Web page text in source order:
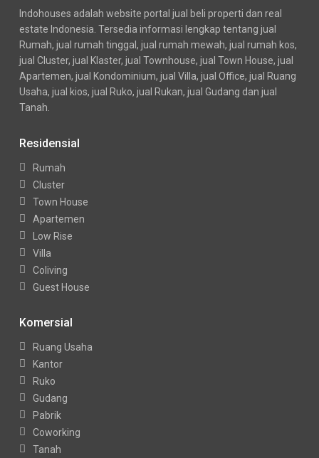
Indohouses adalah website portal jual beli properti dan real
estate Indonesia. Tersedia informasi lengkap tentang jual
Rumah, jual rumah tinggal, jual rumah mewah, jual rumah kos,
jual Cluster, jual Klaster, jual Townhouse, jual Town House, jual
Apartemen, jual Kondominium, jual Villa, jual Office, jual Ruang
Usaha, jual kios, jual Ruko, jual Rukan, jual Gudang dan jual
Tanah.
Residensial
Rumah
Cluster
Town House
Apartemen
Low Rise
Villa
Coliving
Guest House
Komersial
Ruang Usaha
Kantor
Ruko
Gudang
Pabrik
Coworking
Tanah